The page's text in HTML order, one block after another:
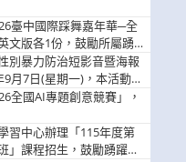
臺中國際踩舞嘉年華─全
文版各1份，鼓勵所屬踴
別暴力防治短影音暨海報
月7日(星期一)，本活動獎
全國AI專題創意競賽」，
習中心辦理「115年度第
」課程招生，鼓勵踴躍報